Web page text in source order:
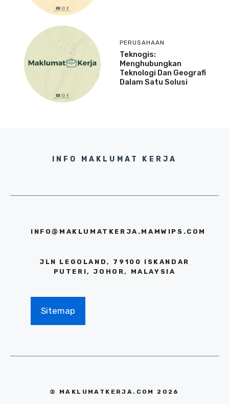
PERUSAHAAN
Teknogis:
Menghubungkan
Teknologi Dan Geografi
Dalam Satu Solusi
INFO MAKLUMAT KERJA
INFO@MAKLUMATKERJA.MAMWIPS.COM
JLN LEGOLAND, 79100 ISKANDAR
PUTERI, JOHOR, MALAYSIA
Sitemap
© MAKLUMATKERJA.COM 2026